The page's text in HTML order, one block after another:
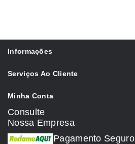
Informações
Serviços Ao Cliente
Minha Conta
Consulte
Nossa Empresa
Pagamento Seguro